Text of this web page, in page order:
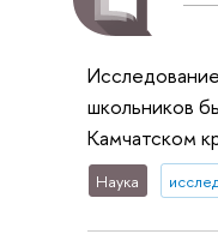
школьников
Камчатском
Наука